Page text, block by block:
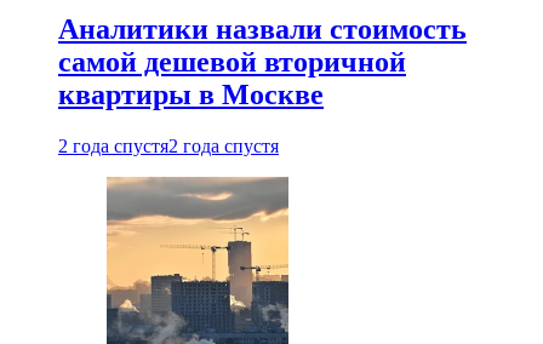
Аналитики назвали стоимость
самой дешевой вторичной
квартиры в Москве
2 года спустя2 года спустя